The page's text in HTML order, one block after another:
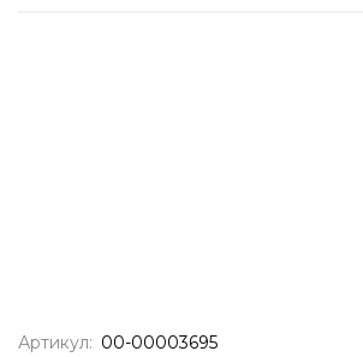
Артикул: 00-00003695